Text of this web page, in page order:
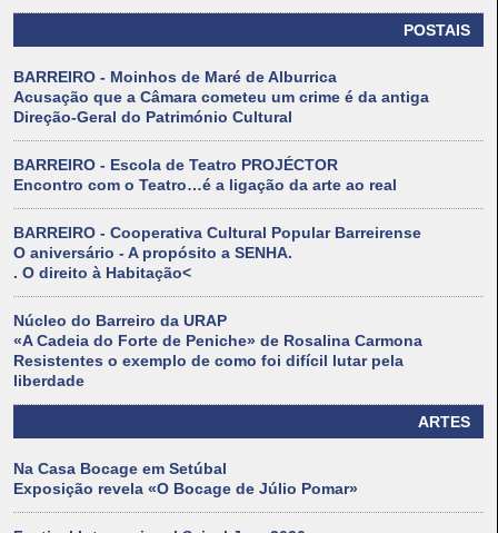
POSTAIS
BARREIRO - Moinhos de Maré de Alburrica
Acusação que a Câmara cometeu um crime é da antiga
Direção-Geral do Património Cultural
BARREIRO - Escola de Teatro PROJÉCTOR
Encontro com o Teatro…é a ligação da arte ao real
BARREIRO - Cooperativa Cultural Popular Barreirense
O aniversário - A propósito a SENHA.
. O direito à Habitação<
Núcleo do Barreiro da URAP
«A Cadeia do Forte de Peniche» de Rosalina Carmona
Resistentes o exemplo de como foi difícil lutar pela
liberdade
ARTES
Na Casa Bocage em Setúbal
Exposição revela «O Bocage de Júlio Pomar»